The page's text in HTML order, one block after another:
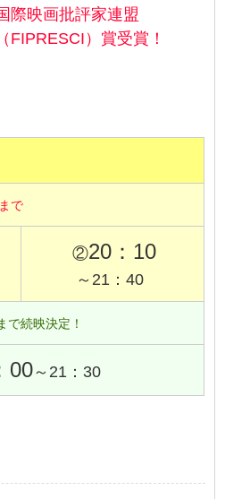
際映画批評家連盟
（FIPRESCI）賞受賞！
で
②20：10
～21：40
で続映決定！
00～21：30